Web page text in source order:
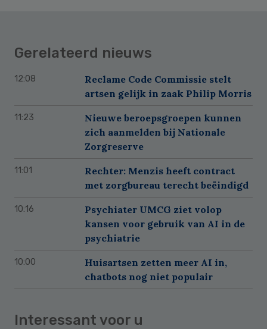
Gerelateerd nieuws
12:08
Reclame Code Commissie stelt
artsen gelijk in zaak Philip Morris
11:23
Nieuwe beroepsgroepen kunnen
zich aanmelden bij Nationale
Zorgreserve
11:01
Rechter: Menzis heeft contract
met zorgbureau terecht beëindigd
10:16
Psychiater UMCG ziet volop
kansen voor gebruik van AI in de
psychiatrie
10:00
Huisartsen zetten meer AI in,
chatbots nog niet populair
Interessant voor u